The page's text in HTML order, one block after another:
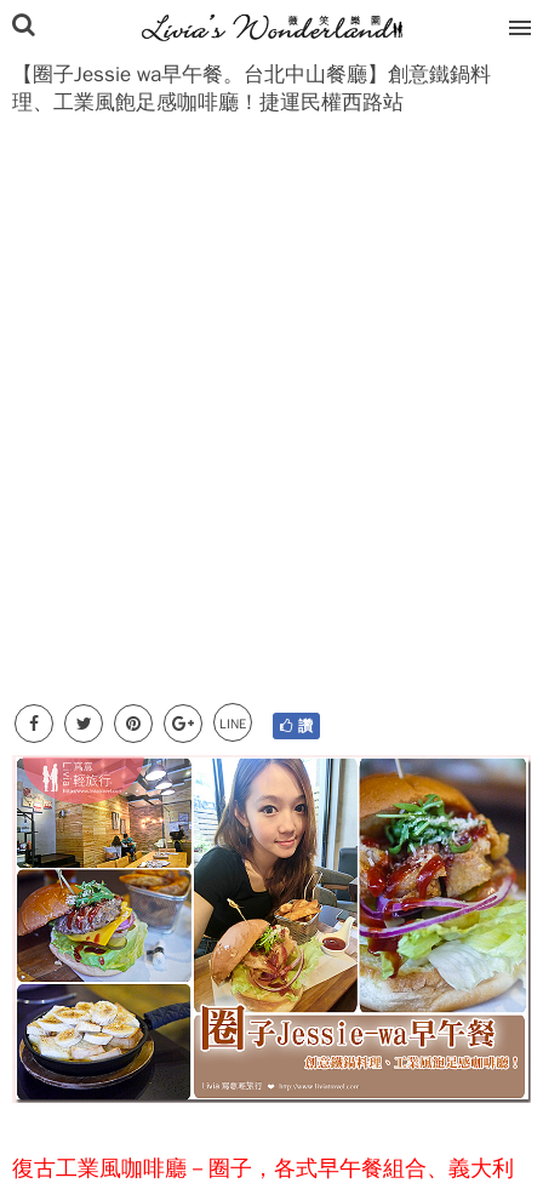
【圈子Jessie wa早午餐。台北中山餐廳】創意鐵鍋料
理、工業風飽足感咖啡廳！捷運民權西路站
LINE 讚
復古工業風咖啡廳－ 圈子 ，各式早午餐組合、義大利